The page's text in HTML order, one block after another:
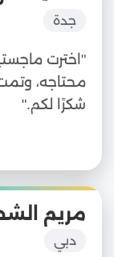
جدة
"اخترت
محتاجه،
شكرًا لكم."
مريم
دبي